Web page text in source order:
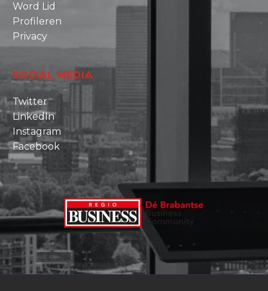
Word Lid
Profileren
Privacy
SOCIAL MEDIA
Twitter
LinkedIn
Instagram
Facebook